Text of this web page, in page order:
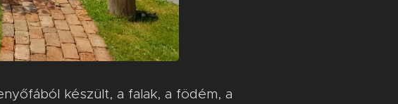
készült, a falak, a födém, a